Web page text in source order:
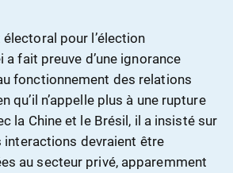
pour l’élection
fait preuve d’une ignorance
fonctionnement des relations
qu’il n’appelle plus à une rupture
la Chine et le Brésil, il a insisté sur
interactions devraient être
au secteur privé, apparemment